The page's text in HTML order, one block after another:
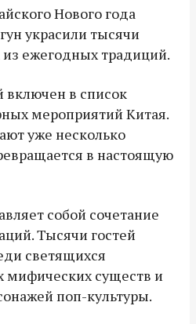
Нового года
украсили тысячи
ежегодных традиций.
в список
мероприятий Китая.
уже несколько
в настоящую
собой сочетание
Тысячи гостей
светящихся
мифических существ и
поп-культуры.